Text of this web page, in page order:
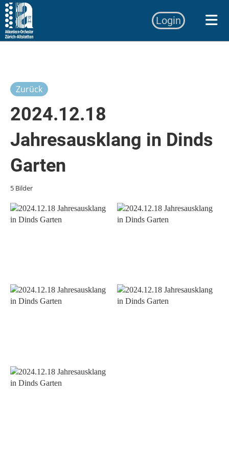
Login
Zurück
2024.12.18
Jahresausklang in Dinds
Garten
5 Bilder